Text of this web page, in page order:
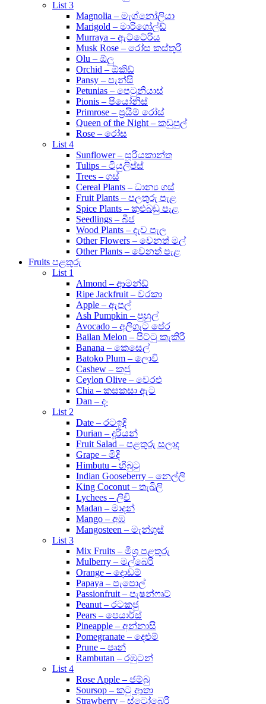
List 3
Magnolia – මැග්නෝලියා
Marigold – මාරිගෝල්ඩ්
Murraya – ඇට්ටේරිය
Musk Rose – රෝස කස්තුරි
Olu – ඕලු
Orchid – ඕකිඩ්
Pansy – පැන්සි
Petunias – පෙටුනියාස්
Pionis – පියෝනිස්
Primrose – ප්‍රයිම් රෝස්
Queen of the Night – කඩුපුල්
Rose – රෝස
List 4
Sunflower – සූරියකාන්ත
Tulips – ටියුලිප්ස්
Trees – ගස්
Cereal Plants – ධාන්‍ය ගස්
Fruit Plants – පලතුරු පැළ
Spice Plants – කුළුබඩු පැළ
Seedlings – බීජ
Wood Plants – දැව පැල
Other Flowers – වෙනත් මල්
Other Plants – වෙනත් පැළ
Fruits පළතුරු
List 1
Almond – ආමන්ඩ්
Ripe Jackfruit – වරකා
Apple – ඇපල්
Ash Pumpkin – පුහුල්
Avocado – අලිගැට පේර
Bailan Melon – පිට්ටු කැකිරි
Banana – කෙසෙල්
Batoko Plum – ලොවි
Cashew – කජු
Ceylon Olive – වෙරළු
Chia – කසකසා ඇට
Dan – දං
List 2
Date – රටඉදි
Durian – දූරියන්
Fruit Salad – පළතුරු සලාද
Grape – මිදි
Himbutu – හිබුටු
Indian Gooseberry – නෙල්ලි
King Coconut – තැබිලි
Lychees – ලිචි
Madan – මාදන්
Mango – අඹ
Mangosteen – මැන්ගුස්
List 3
Mix Fruits – මිශ්‍ර පළතුරු
Mulberry – මල්බෙරි
Orange – දොඩම්
Papaya – පැපොල්
Passionfruit – පැෂන්ෆෘට්
Peanut – රටකජු
Pears – පෙයාර්ස්
Pineapple – අන්නාසි
Pomegranate – දෙළුම්
Prune – පෘන්
Rambutan – රඹුටන්
List 4
Rose Apple – ජම්බු
Soursop – කටු ආතා
Strawberry – ස්ට්‍රෝබෙරි